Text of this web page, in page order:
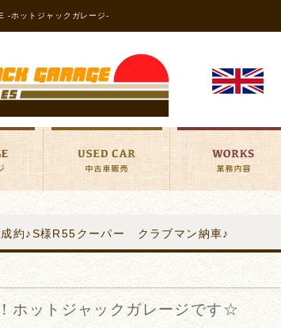
-ホットジャックガレージ-
成約♪S様R55クーパー クラブマン納車♪
ホットジャックガレージです☆